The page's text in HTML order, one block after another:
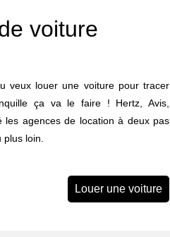
voiture
veux louer une voiture pour tracer
ça va le faire ! Hertz, Avis,
les agences de location à deux pas
loin.
Louer une voiture